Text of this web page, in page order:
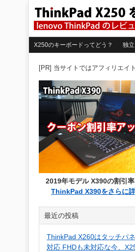
X250のキーボードってどう？ 独
[PR] 当サイトではアフィリエイ
2019年モデル X390の割引
ThinkPad X390をさらに詳
最近の投稿
ThinkPad X260はタッチパ
対応 FHDも未対応な今、